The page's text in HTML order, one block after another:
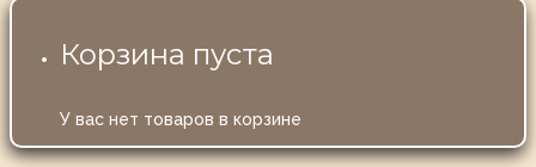
Корзина пуста
У вас нет товаров в корзине